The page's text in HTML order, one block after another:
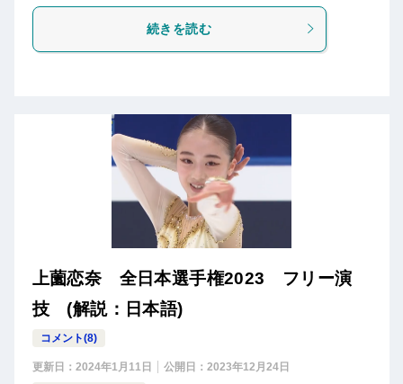
続きを読む
上薗恋奈 全日本選手権2023 フリー演
技 (解説：日本語)
コメント(8)
更新日： 2024年1月11日 公開日： 2023年12月24日